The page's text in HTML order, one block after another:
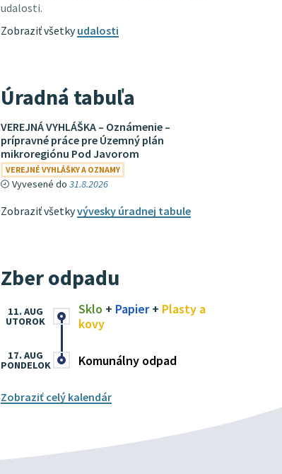
udalosti.
Zobraziť všetkyudalosti
Úradná tabuľa
VEREJNÁ VYHLÁŠKA – Oznámenie –
prípravné práce pre Územný plán
mikroregiónu Pod Javorom
VEREJNÉ VYHLÁŠKY A OZNAMY
Vyvesené do 31.8.2026
Zobraziť všetkyvývesky úradnej tabule
Zber odpadu
Sklo + Papier+ Plasty a
kovy
11. AUG
UTOROK
Komunálny odpad
17. AUG
PONDELOK
Zobraziť celý kalendár